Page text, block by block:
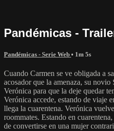
Pandémicas -
Pandémicas - Serie Web • 1m 5s
Cuando Carmen se ve obligada a
acosador que la amenaza, su novio
Verónica para que la deje quedar
Verónica accede, estando de viaje
llega la cuarentena. Verónica
roommates. Estando en
de convertirse en una mujer